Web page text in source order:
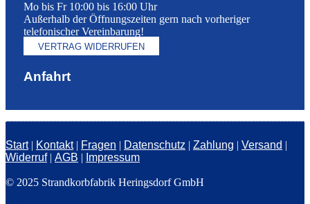
Mo bis Fr 10:00 bis 16:00 Uhr
Außerhalb der Öffnungszeiten gern nach vorheriger
telefonischer Vereinbarung!
VERTRAG WIDERRUFEN
Anfahrt
Start| Kontakt| Fragen | Datenschutz | Zahlung | Versand |
Widerruf| AGB | Impressum
© 2025 Strandkorbfabrik Heringsdorf GmbH